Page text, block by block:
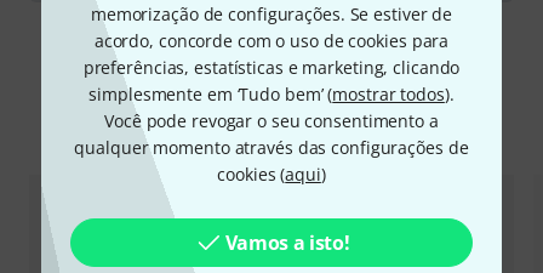
memorização de configurações. Se estiver de
acordo, concorde com o uso de cookies para
preferências, estatísticas e marketing, clicando
simplesmente em ‘Tudo bem’ (mostrar todos).
Você pode revogar o seu consentimento a
qualquer momento através das configurações de
cookies (aqui)
Vamos a isto!
Comparar opções